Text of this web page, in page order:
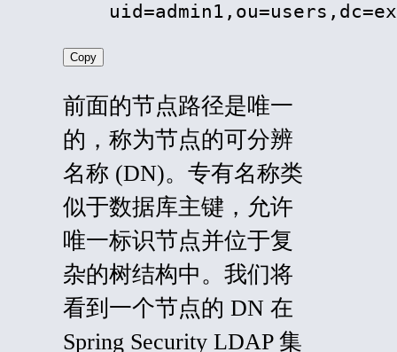
Copy
前面的节点路径是唯一
的，称为节点的可分辨
名称 (DN)。专有名称类
似于数据库主键，允许
唯一标识节点并位于复
杂的树结构中。我们将
看到一个节点的 DN 在
Spring Security LDAP 集